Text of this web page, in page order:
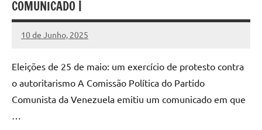
COMUNICADO |
10 de Junho, 2025
Pedro
Eleições de 25 de maio: um exercício de protesto contra
o autoritarismo A Comissão Política do Partido
Comunista da Venezuela emitiu um comunicado em que